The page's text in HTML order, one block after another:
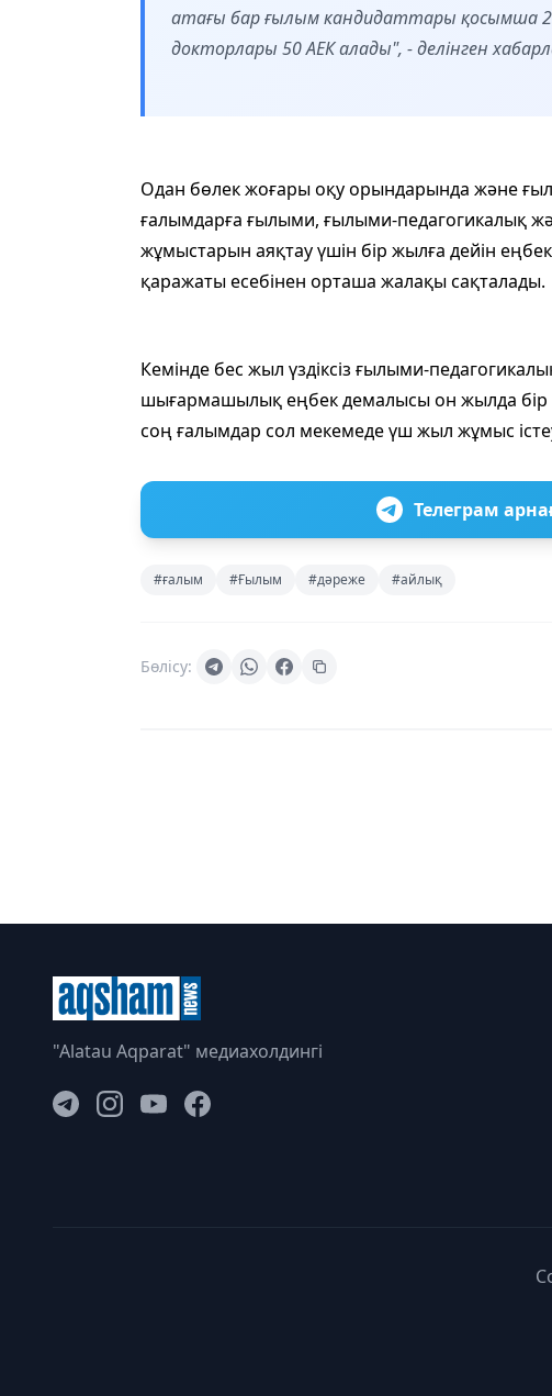
атағы бар ғылым кандидаттары қосымша
докторлары 50 АЕК алады", - делінген
Одан бөлек жоғары оқу орындарында және
ғалымдарға ғылыми, ғылыми-педагогикалық
жұмыстарын аяқтау үшін бір жылға дейін
қаражаты есебінен орташа жалақы сақталады.
Кемінде бес жыл үздіксіз ғылыми-
шығармашылық еңбек демалысы он жылда бір
соң ғалымдар сол мекемеде үш жыл жұмыс
Телеграм
#ғалым #Ғылым #дәреже #айлық
Бөлісу:
"Alatau Aqparat" медиахолдингі